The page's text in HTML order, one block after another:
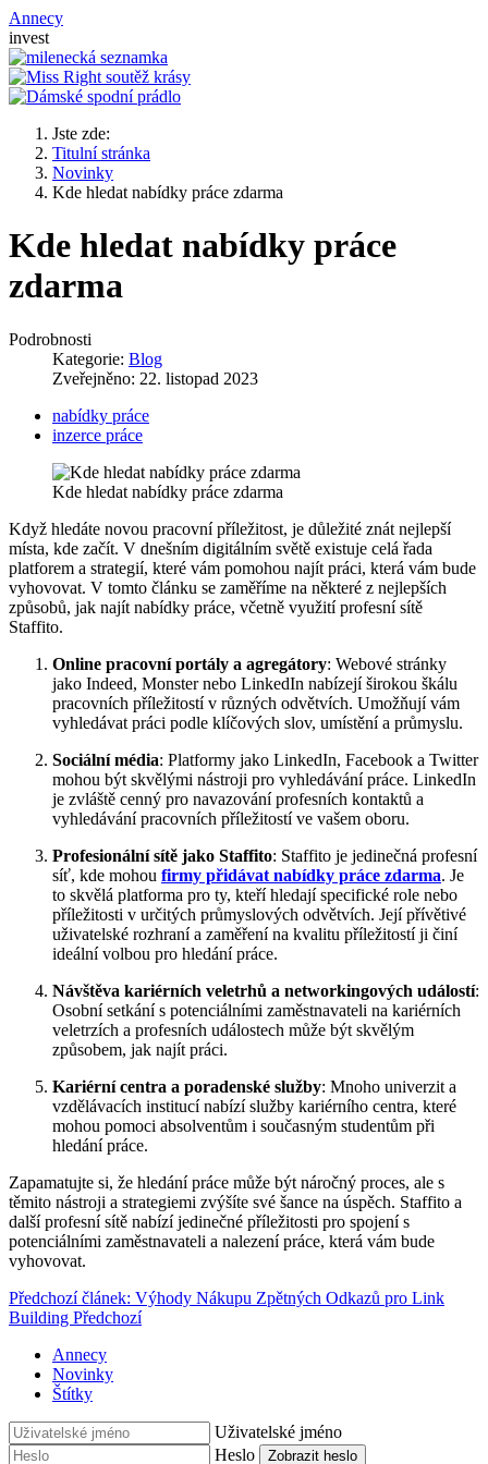
Annecy
invest
Jste zde:
Titulní stránka
Novinky
Kde hledat nabídky práce zdarma
Kde hledat nabídky práce
zdarma
Podrobnosti
Kategorie: Blog
Zveřejněno: 22. listopad 2023
nabídky práce
inzerce práce
Kde hledat nabídky práce zdarma
Když hledáte novou pracovní příležitost, je důležité znát nejlepší
místa, kde začít. V dnešním digitálním světě existuje celá řada
platforem a strategií, které vám pomohou najít práci, která vám bude
vyhovovat. V tomto článku se zaměříme na některé z nejlepších
způsobů, jak najít nabídky práce, včetně využití profesní sítě
Staffito.
Online pracovní portály a agregátory: Webové stránky
jako Indeed, Monster nebo LinkedIn nabízejí širokou škálu
pracovních příležitostí v různých odvětvích. Umožňují vám
vyhledávat práci podle klíčových slov, umístění a průmyslu.
Sociální média: Platformy jako LinkedIn, Facebook a Twitter
mohou být skvělými nástroji pro vyhledávání práce. LinkedIn
je zvláště cenný pro navazování profesních kontaktů a
vyhledávání pracovních příležitostí ve vašem oboru.
Profesionální sítě jako Staffito: Staffito je jedinečná profesní
síť, kde mohou firmy přidávat nabídky práce zdarma. Je
to skvělá platforma pro ty, kteří hledají specifické role nebo
příležitosti v určitých průmyslových odvětvích. Její přívětivé
uživatelské rozhraní a zaměření na kvalitu příležitostí ji činí
ideální volbou pro hledání práce.
Návštěva kariérních veletrhů a networkingových událostí:
Osobní setkání s potenciálními zaměstnavateli na kariérních
veletrzích a profesních událostech může být skvělým
způsobem, jak najít práci.
Kariérní centra a poradenské služby: Mnoho univerzit a
vzdělávacích institucí nabízí služby kariérního centra, které
mohou pomoci absolventům i současným studentům při
hledání práce.
Zapamatujte si, že hledání práce může být náročný proces, ale s
těmito nástroji a strategiemi zvýšíte své šance na úspěch. Staffito a
další profesní sítě nabízí jedinečné příležitosti pro spojení s
potenciálními zaměstnavateli a nalezení práce, která vám bude
vyhovovat.
Předchozí článek: Výhody Nákupu Zpětných Odkazů pro Link
Building Předchozí
Annecy
Novinky
Štítky
Uživatelské jméno
Heslo
Zobrazit heslo